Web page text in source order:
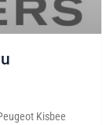
Kisbee